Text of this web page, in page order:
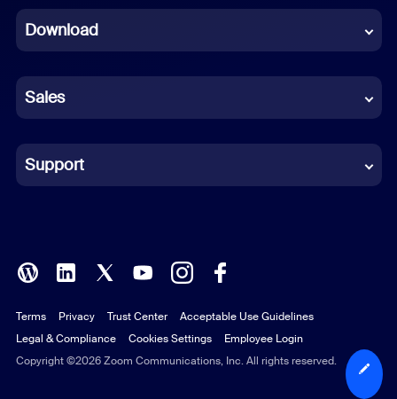
French
German
Indonesian
Italian
Polish
Portuguese (Brazil)
Russian
Download
Sales
Support
Copyright ©2026 Zoom Communications, Inc. All rights reserved.
Terms Privacy Trust Center
Acceptable Use Guidelines
Legal & Compliance
Cookies Settings Employee Login